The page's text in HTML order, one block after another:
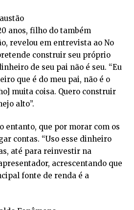
anos, filho do também
revelou em entrevista ao No
construir seu próprio
de seu pai não é seu. “Eu
que é do meu pai, não é o
muita coisa. Quero construir
alto”.
entanto, que por morar com os
contas. “Uso esse dinheiro
até para reinvestir na
acrescentando que
fonte de renda é a